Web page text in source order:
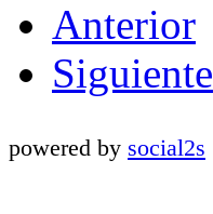
Anterior
Siguiente
powered by social2s